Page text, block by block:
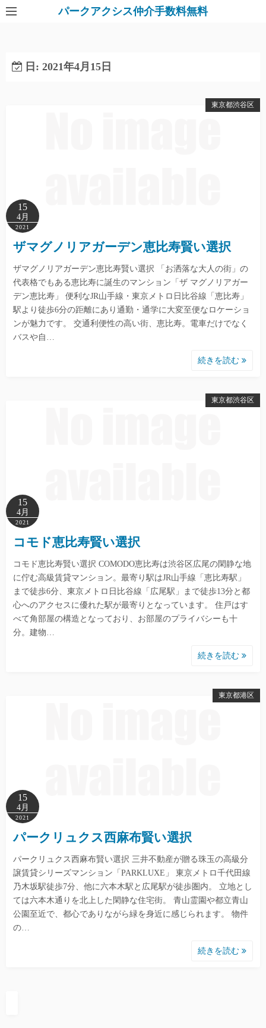
パークアクシス仲介手数料無料
日: 2021年4月15日
東京都渋谷区
15
4月
2021
ザマグノリアガーデン恵比寿賢い選択
ザマグノリアガーデン恵比寿賢い選択 「お洒落な大人の街」の
代表格でもある恵比寿に誕生のマンション「ザ マグノリアガー
デン恵比寿」 便利なJR山手線・東京メトロ日比谷線「恵比寿」
駅より徒歩6分の距離にあり通勤・通学に大変至便なロケーショ
ンが魅力です。 交通利便性の高い街、恵比寿。電車だけでなく
バスや自…
続きを読む
東京都渋谷区
15
4月
2021
コモド恵比寿賢い選択
コモド恵比寿賢い選択 COMODO恵比寿は渋谷区広尾の閑静な地
に佇む高級賃貸マンション。最寄り駅はJR山手線「恵比寿駅」
まで徒歩6分、東京メトロ日比谷線「広尾駅」まで徒歩13分と都
心へのアクセスに優れた駅が最寄りとなっています。 住戸はす
べて角部屋の構造となっており、お部屋のプライバシーも十
分。建物…
続きを読む
東京都港区
15
4月
2021
パークリュクス西麻布賢い選択
パークリュクス西麻布賢い選択 三井不動産が贈る珠玉の高級分
譲賃貸シリーズマンション「PARKLUXE」 東京メトロ千代田線
乃木坂駅徒歩7分、他に六本木駅と広尾駅が徒歩圏内。 立地とし
ては六本木通りを北上した閑静な住宅街。 青山霊園や都立青山
公園至近で、都心でありながら緑を身近に感じられます。 物件
の…
続きを読む